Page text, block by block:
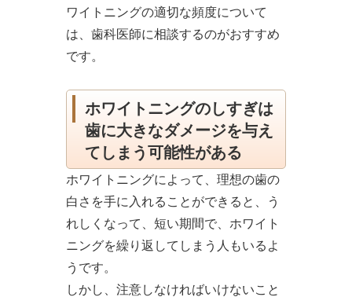
ワイトニングの適切な頻度について
は、歯科医師に相談するのがおすすめ
です。
ホワイトニングのしすぎは
歯に大きなダメージを与え
てしまう可能性がある
ホワイトニングによって、理想の歯の
白さを手に入れることができると、う
れしくなって、短い期間で、ホワイト
ニングを繰り返してしまう人もいるよ
うです。
しかし、注意しなければいけないこと